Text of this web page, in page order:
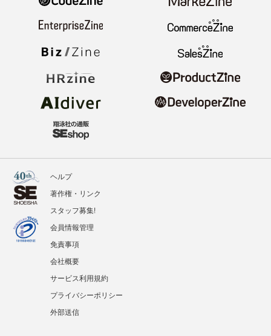
ヘルプ
著作権・リンク
スタッフ募集!
会員情報管理
免責事項
会社概要
サービス利用規約
プライバシーポリシー
外部送信